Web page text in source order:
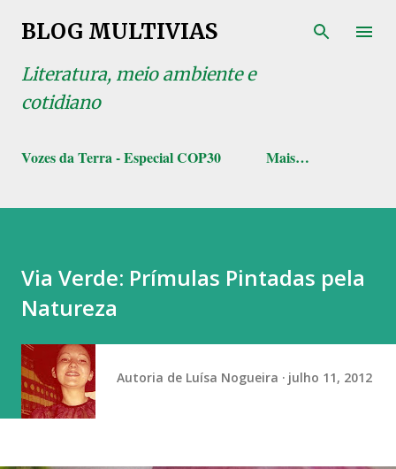
Pular para o conteúdo principal
BLOG MULTIVIAS
Literatura, meio ambiente e
cotidiano
Vozes da Terra - Especial COP30 Mais…
Via Verde: Prímulas Pintadas pela
Natureza
Autoria de Luísa Nogueira julho 11, 2012